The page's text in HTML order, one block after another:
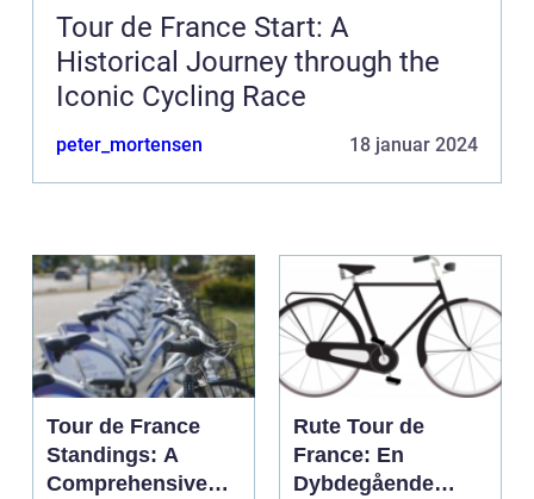
Tour de France Start: A
Historical Journey through the
Iconic Cycling Race
peter_mortensen 18 januar 2024
Tour de France
Standings: A
Comprehensive
Rute Tour de
France: En
Dybdegående